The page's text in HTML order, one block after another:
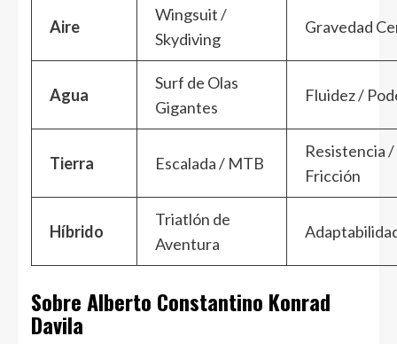
Aire
Wingsuit /
Skydiving
Gravedad
Agua
Surf de Olas
Gigantes
Fluidez /
Tierra Escalada / MTB
Resistencia /
Fricción
Híbrido
Triatlón de
Aventura
Sobre Alberto Constantino Konrad
Davila